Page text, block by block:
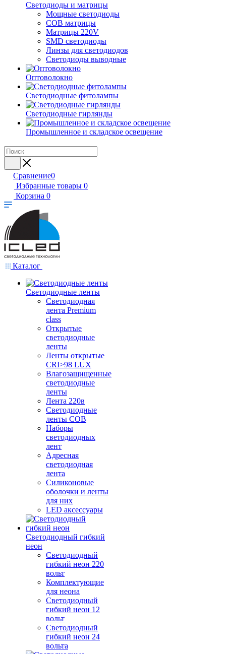
Светодиоды и матрицы
Мощные светодиоды
COB матрицы
Матрицы 220V
SMD светодиоды
Линзы для светодиодов
Светодиоды выводные
Оптоволокно
Светодиодные фитолампы
Светодиодные гирлянды
Промышленное и складское освещение
Сравнение0
Избранные товары 0
Корзина 0
Каталог
Светодиодные ленты
Светодиодная
лента Premium
class
Открытые
светодиодные
ленты
Ленты открытые
CRI>98 LUX
Влагозащищенные
светодиодные
ленты
Лента 220в
Светодиодные
ленты COB
Наборы
светодиодных
лент
Адресная
светодиодная
лента
Силиконовые
оболочки и ленты
для них
LED аксессуары
Светодиодный гибкий
неон
Светодиодный
гибкий неон 220
вольт
Комплектующие
для неона
Светодиодный
гибкий неон 12
вольт
Светодиодный
гибкий неон 24
вольта